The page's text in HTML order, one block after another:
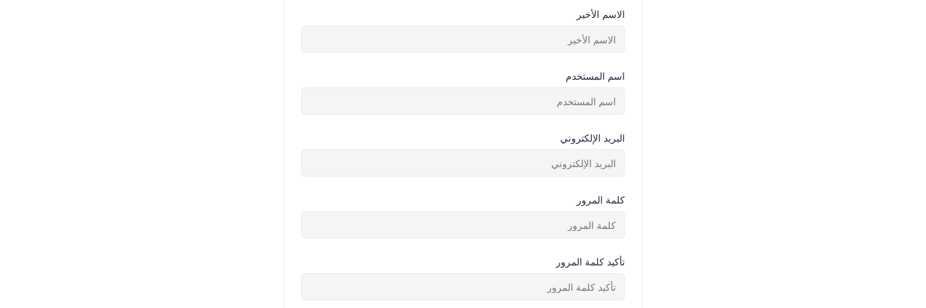
الاسم الأخير
اسم المستخدم
البريد الإلكتروني
كلمة المرور
تأكيد كلمة المرور